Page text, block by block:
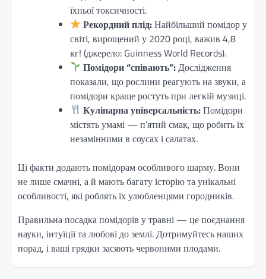
їхньої токсичності.
Рекордний плід:Найбільший помідор у
світі, вирощений у 2020 році, важив 4,8
кг! (джерело: Guinness World Records).
Помідори “співають”:Дослідження
показали, що рослини реагують на звуки, а
помідори краще ростуть при легкій музиці.
Кулінарна універсальність:Помідори
містять умамі — п’ятий смак, що робить їх
незамінними в соусах і салатах.
Ці факти додають помідорам особливого шарму. Вони
не лише смачні, а й мають багату історію та унікальні
особливості, які роблять їх улюбленцями городників.
Правильна посадка помідорів у травні — це поєднання
науки, інтуїції та любові до землі. Дотримуйтесь наших
порад, і ваші грядки засяють червоними плодами.